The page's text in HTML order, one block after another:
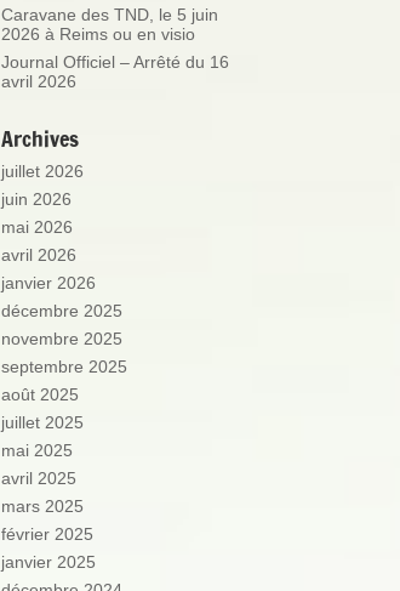
Caravane des TND, le 5 juin
2026 à Reims ou en visio
Journal Officiel – Arrêté du 16
avril 2026
Archives
juillet 2026
juin 2026
mai 2026
avril 2026
janvier 2026
décembre 2025
novembre 2025
septembre 2025
août 2025
juillet 2025
mai 2025
avril 2025
mars 2025
février 2025
janvier 2025